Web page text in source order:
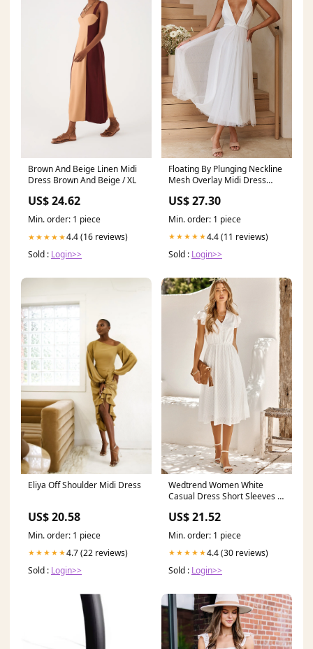
Brown And Beige Linen Midi
Dress Brown And Beige / XL
US$ 24.62
Min. order: 1 piece
★★★★★4.4 (16 reviews)
Sold : Login>>
Floating By Plunging Neckline
Mesh Overlay Midi Dress
US$ 27.30
Min. order: 1 piece
★★★★★4.4 (11 reviews)
Sold : Login>>
Eliya Off Shoulder Midi Dress
US$ 20.58
Min. order: 1 piece
★★★★★4.7 (22 reviews)
Sold : Login>>
Wedtrend Women White
Casual Dress Short Sleeves V
White / L
US$ 21.52
Min. order: 1 piece
★★★★★4.4 (30 reviews)
Sold : Login>>